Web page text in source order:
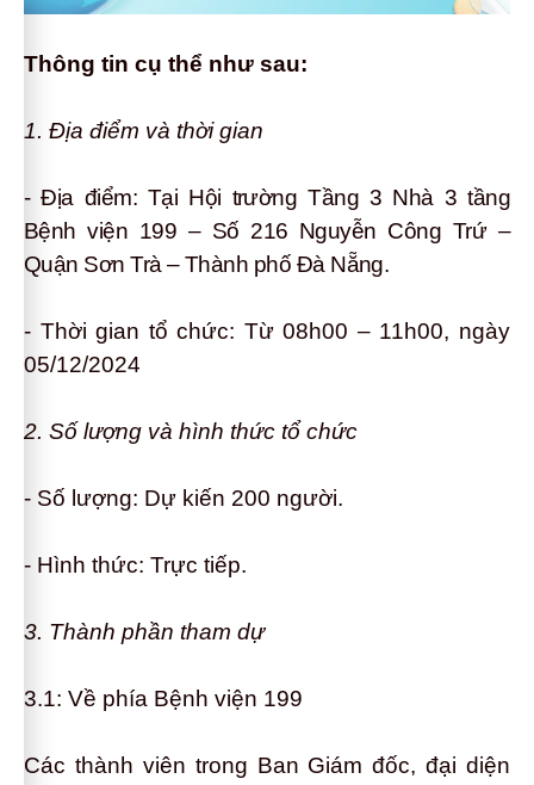
Thông tin cụ thể như sau:
1. Địa điểm và thời gian
- Địa điểm: Tại Hội trường Tầng 3 Nhà 3 tầng
Bệnh viện 199 – Số 216 Nguyễn Công Trứ –
Quận Sơn Trà – Thành phố Đà Nẵng.
- Thời gian tổ chức: Từ 08h00 – 11h00, ngày
05/12/2024
2. Số lượng và hình thức tổ chức
- Số lượng: Dự kiến 200 người.
- Hình thức: Trực tiếp.
3. Thành phần tham dự
3.1: Về phía Bệnh viện 199
Các thành viên trong Ban Giám đốc, đại diện